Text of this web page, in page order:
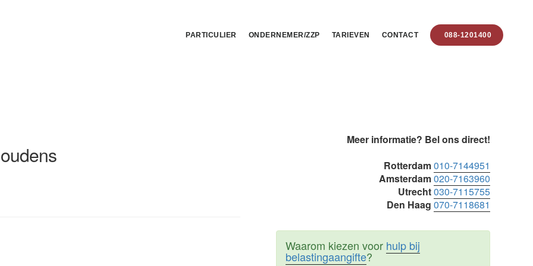
PARTICULIER ONDERNEMER/ZZP TARIEVEN CONTACT 088-1201400
Meer informatie? Bel ons direct!
Rotterdam010-7144951
Amsterdam020-7163960
Utrecht030-7115755
Den Haag 070-7118681
Waarom kiezen voor hulp bij
belastingaangifte?